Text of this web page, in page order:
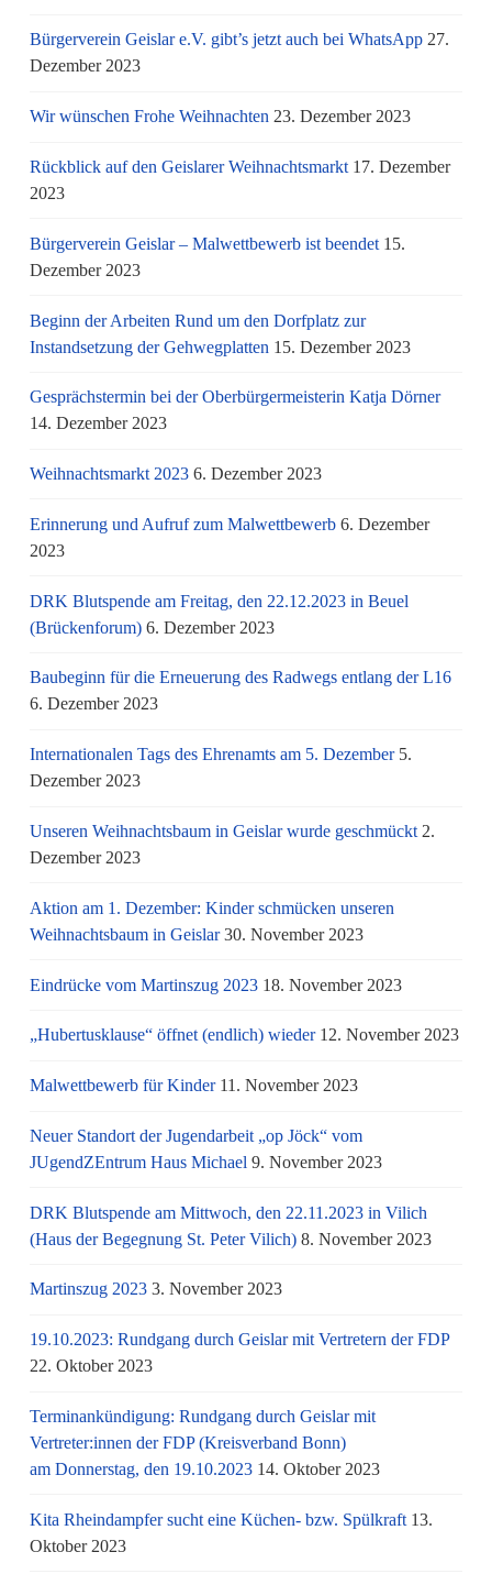
Bürgerverein Geislar e.V. gibt’s jetzt auch bei WhatsApp 27.
Dezember 2023
Wir wünschen Frohe Weihnachten 23. Dezember 2023
Rückblick auf den Geislarer Weihnachtsmarkt 17. Dezember
2023
Bürgerverein Geislar – Malwettbewerb ist beendet 15.
Dezember 2023
Beginn der Arbeiten Rund um den Dorfplatz zur
Instandsetzung der Gehwegplatten 15. Dezember 2023
Gesprächstermin bei der Oberbürgermeisterin Katja Dörner
14. Dezember 2023
Weihnachtsmarkt 2023 6. Dezember 2023
Erinnerung und Aufruf zum Malwettbewerb 6. Dezember
2023
DRK Blutspende am Freitag, den 22.12.2023 in Beuel
(Brückenforum) 6. Dezember 2023
Baubeginn für die Erneuerung des Radwegs entlang der L16
6. Dezember 2023
Internationalen Tags des Ehrenamts am 5. Dezember 5.
Dezember 2023
Unseren Weihnachtsbaum in Geislar wurde geschmückt 2.
Dezember 2023
Aktion am 1. Dezember: Kinder schmücken unseren
Weihnachtsbaum in Geislar 30. November 2023
Eindrücke vom Martinszug 2023 18. November 2023
„Hubertusklause“ öffnet (endlich) wieder 12. November 2023
Malwettbewerb für Kinder 11. November 2023
Neuer Standort der Jugendarbeit „op Jöck“ vom
JUgendZEntrum Haus Michael 9. November 2023
DRK Blutspende am Mittwoch, den 22.11.2023 in Vilich
(Haus der Begegnung St. Peter Vilich) 8. November 2023
Martinszug 2023 3. November 2023
19.10.2023: Rundgang durch Geislar mit Vertretern der FDP
22. Oktober 2023
Terminankündigung: Rundgang durch Geislar mit
Vertreter:innen der FDP (Kreisverband Bonn)
am Donnerstag, den 19.10.2023 14. Oktober 2023
Kita Rheindampfer sucht eine Küchen- bzw. Spülkraft 13.
Oktober 2023